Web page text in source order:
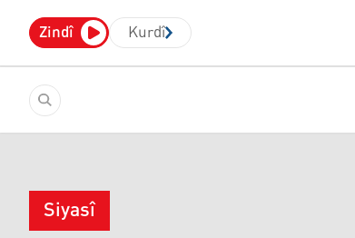
Zindî Kurdî
Siyasî